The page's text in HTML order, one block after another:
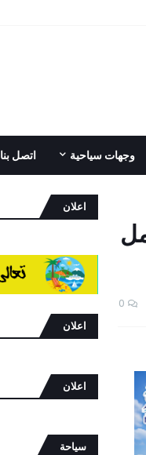
وجهات سياحية اتصل بنا
0
اعلان
اعلان
اعلان
سياحة